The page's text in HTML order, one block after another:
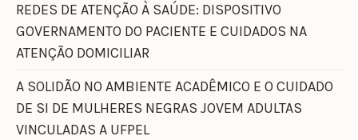
REDES DE ATENÇÃO À SAÚDE: DISPOSITIVO
GOVERNAMENTO DO PACIENTE E CUIDADOS NA
ATENÇÃO DOMICILIAR
A SOLIDÃO NO AMBIENTE ACADÊMICO E O CUIDADO
DE SI DE MULHERES NEGRAS JOVEM ADULTAS
VINCULADAS A UFPEL